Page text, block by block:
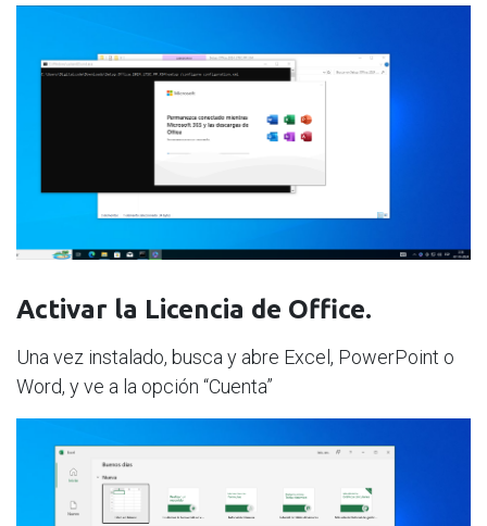
Activar la Licencia de Office.
Una vez instalado, busca y abre Excel, PowerPoint o
Word, y ve a la opción “Cuenta”